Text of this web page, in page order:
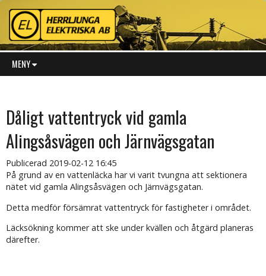
MENY
Dåligt vattentryck vid gamla
Alingsåsvägen och Järnvägsgatan
Publicerad 2019-02-12 16:45
På grund av en vattenläcka har vi varit tvungna att sektionera
nätet vid gamla Alingsåsvägen och Järnvägsgatan.
Detta medför försämrat vattentryck för fastigheter i området.
Läcksökning kommer att ske under kvällen och åtgärd planeras
därefter.